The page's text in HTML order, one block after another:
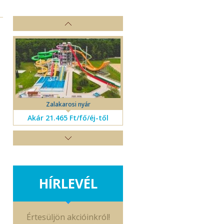
Zalakarosi nyár
Akár 21.465 Ft/fő/éj-től
HÍRLEVÉL
Értesüljön akcióinkról!